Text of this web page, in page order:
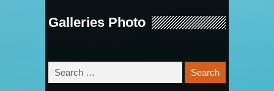
Galleries Photo